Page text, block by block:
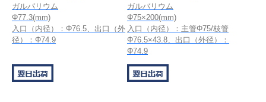
ガルバリウム
Φ77.3(mm)
入口（内径）：Φ76.5、出口（外
径）：Φ74.9
ガルバリウム
Φ75×200(mm)
入口（内径）：主管Φ75/枝管
Φ76.5×43.8、出口（外径）：
Φ74.9